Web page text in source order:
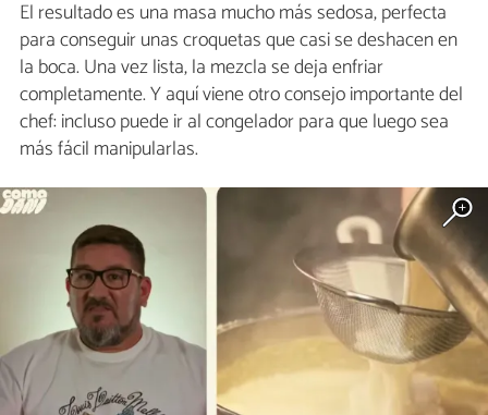
El resultado es una masa mucho más sedosa, perfecta
para conseguir unas croquetas que casi se deshacen en
la boca. Una vez lista, la mezcla se deja enfriar
completamente. Y aquí viene otro consejo importante del
chef: incluso puede ir al congelador para que luego sea
más fácil manipularlas.